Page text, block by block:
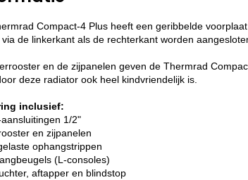
Compact-4 Plus heeft een geribbelde
via de linkerkant als de rechterkant worden
en de zijpanelen geven de Thermrad
deze radiator ook heel kindvriendelijk is.
inclusief:
1/2"
en zijpanelen
ophangstrippen
(L-consoles)
aftapper en blindstop